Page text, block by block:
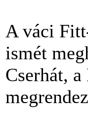
A váci
ismét
Cserhát,